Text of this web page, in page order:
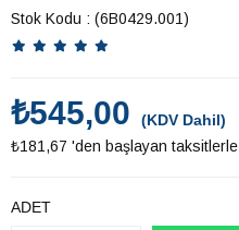
Stok Kodu (6B0429.001)
₺545,00
(KDV Dahil)
₺181,67 'den başlayan taksitlerle
ADET